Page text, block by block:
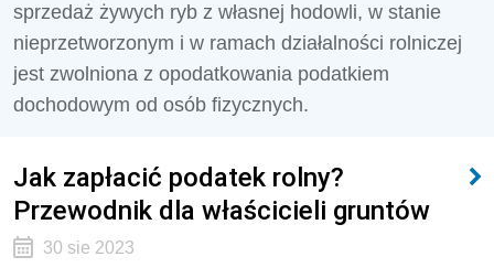
sprzedaż żywych ryb z własnej hodowli, w stanie
nieprzetworzonym i w ramach działalności rolniczej
jest zwolniona z opodatkowania podatkiem
dochodowym od osób fizycznych.
Jak zapłacić podatek rolny?
Przewodnik dla właścicieli gruntów
30 sie 2023